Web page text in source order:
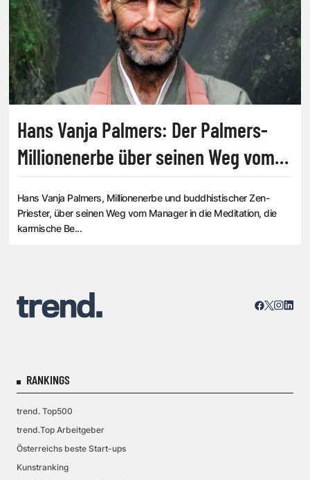
Hans Vanja Palmers: Der Palmers-
Millionenerbe über seinen Weg vom
Hans Vanja Palmers, Millionenerbe und buddhistischer Zen-
Priester, über seinen Weg vom Manager in die Meditation, die
karmische Be...
RANKINGS
trend. Top500
trend.Top Arbeitgeber
Österreichs beste Start-ups
Kunstranking